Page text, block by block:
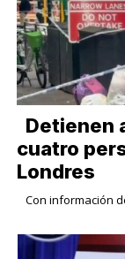
Detienen
cuatro
Londres
Con información